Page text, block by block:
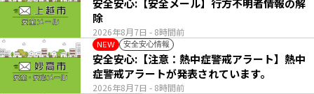
2026年8月7日 - 8時間前
除
NEW 安全安心情報
2026年8月7日 - 8時間前
安全安心:【注意：熱中症警戒アラート】熱中
症警戒アラートが発表されています。